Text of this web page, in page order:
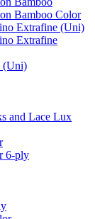
Bamboo Color
Extrafine (Uni)
Extrafine
(Uni)
and Lace Lux
6-ply